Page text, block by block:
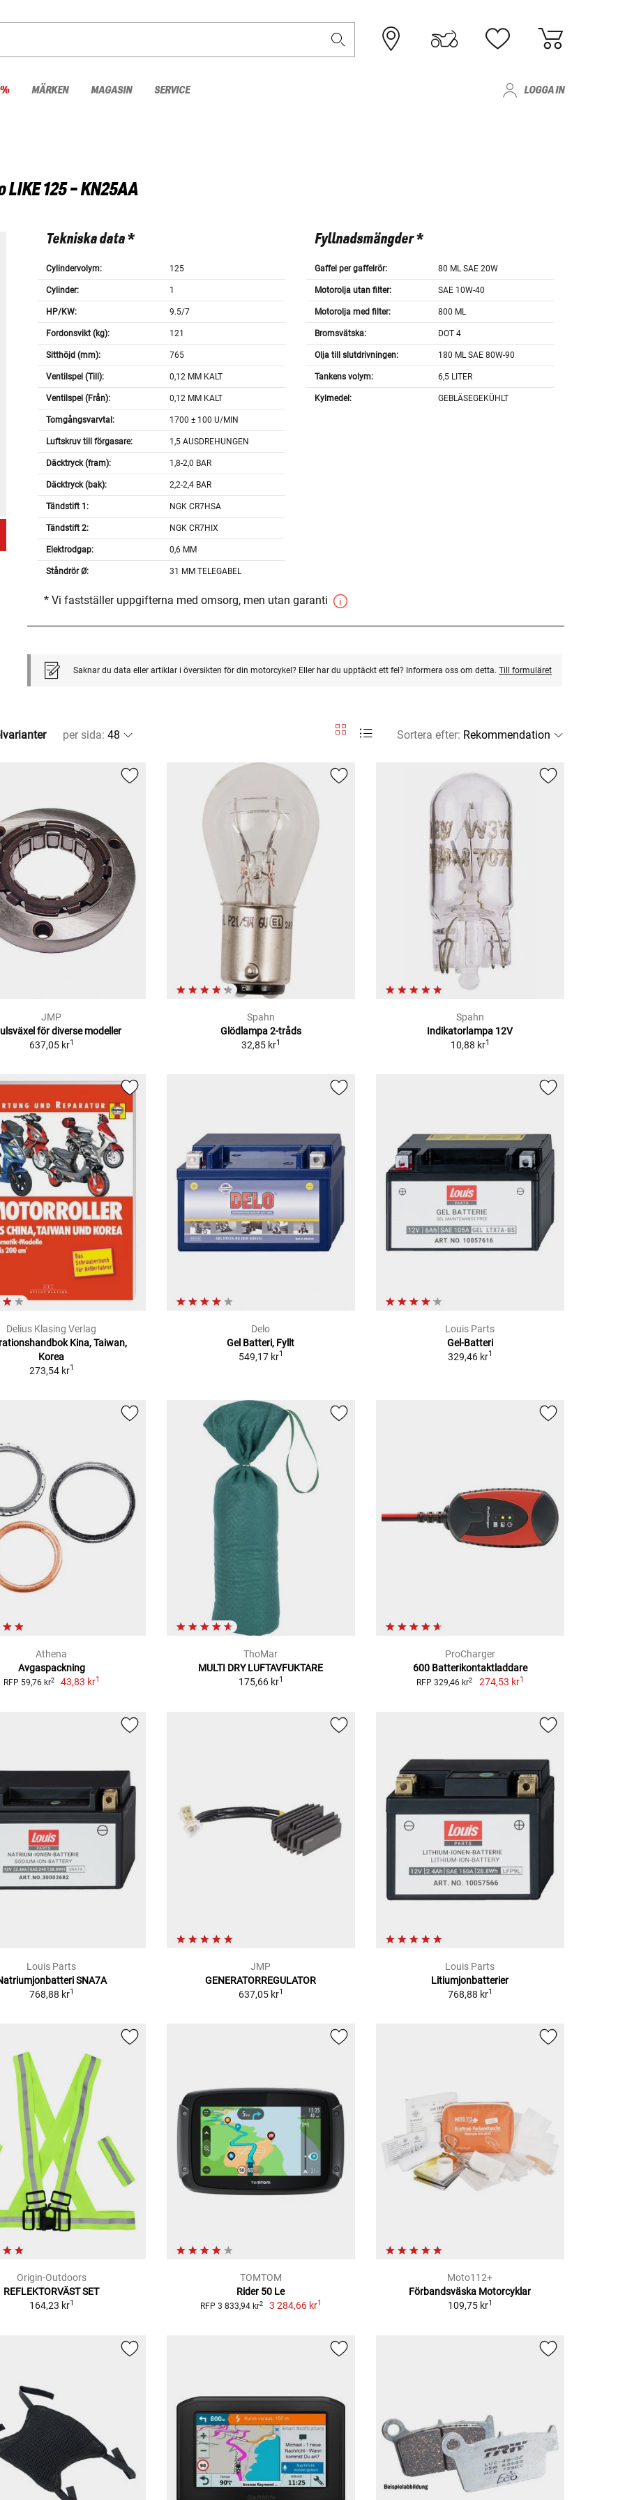
MÄRKEN MAGASIN SERVICE LOGGA IN
LIKE 125 - KN25AA
Tekniska data *
Cylindervolym: 125
Cylinder: 1
HP/KW: 9.5/7
Fordonsvikt (kg): 121
Sitthöjd (mm): 765
Ventilspel (Till): 0,12 MM KALT
Ventilspel (Från): 0,12 MM KALT
Tomgångsvarvtal: 1700 ± 100 U/MIN
Luftskruv till förgasare: 1,5 AUSDREHUNGEN
Däcktryck (fram): 1,8-2,0 BAR
Däcktryck (bak): 2,2-2,4 BAR
Tändstift 1: NGK CR7HSA
Tändstift 2: NGK CR7HIX
Elektrodgap: 0,6 MM
Ståndrör Ø: 31 MM TELEGABEL
Fyllnadsmängder *
Gaffel per gaffelrör: 80 ML SAE 20W
Motorolja utan filter: SAE 10W-40
Motorolja med filter: 800 ML
Bromsvätska: DOT 4
Olja till slutdrivningen: 180 ML SAE 80W-90
Tankens volym: 6,5 LITER
Kylmedel: GEBLÄSEGEKÜHLT
* Vi fastställer uppgifterna med omsorg, men utan garanti
Saknar du data eller artiklar i översikten för din motorcykel? Eller har du upptäckt ett fel? Informera oss om detta. Till formuläret
per sida: Sortera efter:
JMP
för diverse modeller
637,05 kr1
Spahn
Glödlampa 2-tråds
32,85 kr1
Spahn
Indikatorlampa 12V
10,88 kr1
Delius Klasing Verlag
Kina, Taiwan,
Korea
273,54 kr1
Delo
Gel Batteri, Fyllt
549,17 kr1
Louis Parts
Gel-Batteri
329,46 kr1
Athena
Avgaspackning
RFP 59,76 kr2 43,83 kr1
ThoMar
MULTI DRY LUFTAVFUKTARE
175,66 kr1
ProCharger
600 Batterikontaktladdare
RFP 329,46 kr2 274,53 kr1
Louis Parts
SNA7A
768,88 kr1
JMP
GENERATORREGULATOR
637,05 kr1
Louis Parts
Litiumjonbatterier
768,88 kr1
Origin-Outdoors
REFLEKTORVÄST SET
164,23 kr1
TOMTOM
Rider 50 Le
RFP 3 833,94 kr2 3 284,66 kr1
Moto112+
Förbandsväska Motorcyklar
109,75 kr1